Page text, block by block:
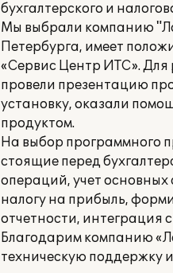
бухгалтерского и
Мы выбрали компанию
Петербурга, имеет
«Сервис Центр ИТС».
провели презентацию
установку, оказали
продуктом.
На выбор программного
стоящие перед
операций, учет
налогу на прибыль,
отчетности, интеграция
Благодарим компанию
техническую поддержку